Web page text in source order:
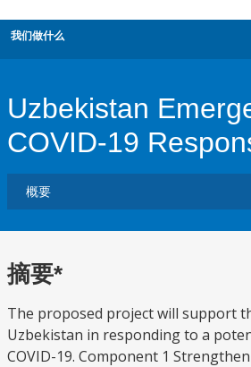
我们做什么
Uzbekistan
COVID-19
摘要*
The proposed project will support
Uzbekistan in responding to a
COVID-19. Component 1